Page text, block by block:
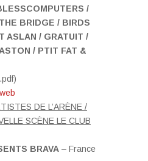
/
BRIDGE / BIRDS
ASLAN / GRATUIT /
/ PTIT FAT &
DE L’ARÈNE /
SCÈNE LE CLUB
BRAVA – France